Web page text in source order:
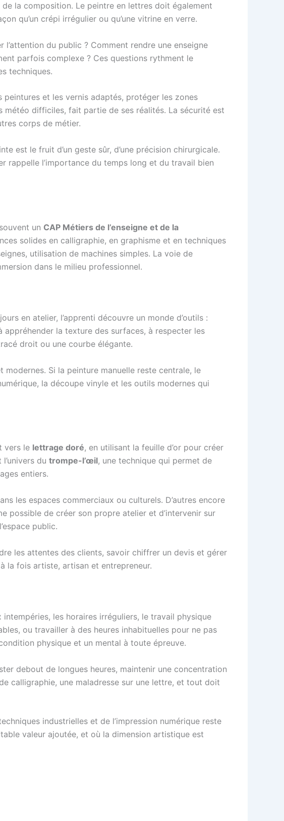
la composition. Le peintre en lettres doit également
qu’un crépi irrégulier ou qu’une vitrine en verre.
du public ? Comment rendre une enseigne
parfois complexe ? Ces questions rythment le
techniques.
et les vernis adaptés, protéger les zones
météo difficiles, fait partie de ses réalités. La sécurité est
corps de métier.
est le fruit d’un geste sûr, d’une précision chirurgicale.
rappelle l’importance du temps long et du travail bien
un CAP Métiers de l’enseigne et de la
solides en calligraphie, en graphisme et en techniques
utilisation de machines simples. La voie de
dans le milieu professionnel.
en atelier, l’apprenti découvre un monde d’outils :
la texture des surfaces, à respecter les
droit ou une courbe élégante.
Si la peinture manuelle reste centrale, le
la découpe vinyle et les outils modernes qui
vers le lettrage doré, en utilisant la feuille d’or pour créer
du trompe-l’œil, une technique qui permet de
entiers.
les espaces commerciaux ou culturels. D’autres encore
possible de créer son propre atelier et d’intervenir sur
public.
les attentes des clients, savoir chiffrer un devis et gérer
la fois artiste, artisan et entrepreneur.
les horaires irréguliers, le travail physique
ou travailler à des heures inhabituelles pour ne pas
physique et un mental à toute épreuve.
debout de longues heures, maintenir une concentration
calligraphie, une maladresse sur une lettre, et tout doit
industrielles et de l’impression numérique reste
valeur ajoutée, et où la dimension artistique est